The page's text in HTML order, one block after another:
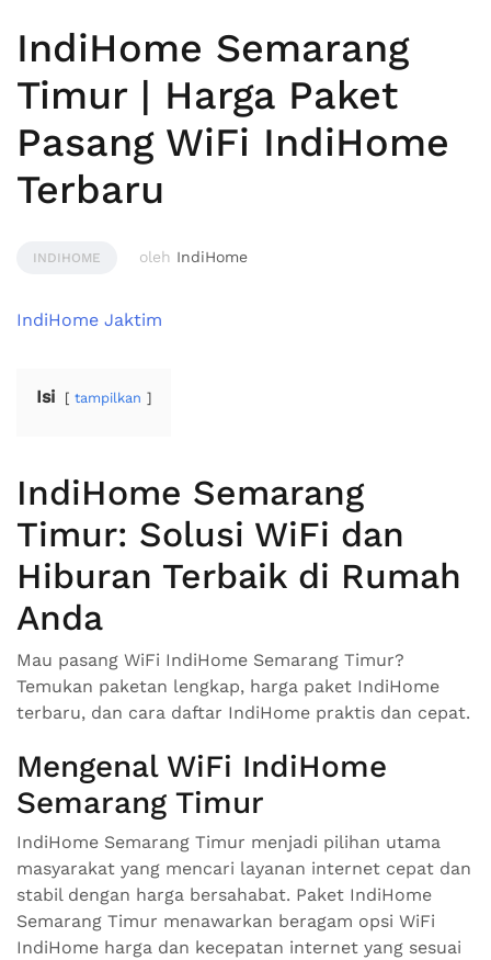
IndiHome Semarang
Timur | Harga Paket
Pasang WiFi IndiHome
Terbaru
INDIHOME oleh IndiHome
IndiHome Jaktim
Isi tampilkan
IndiHome Semarang
Timur: Solusi WiFi dan
Hiburan Terbaik di Rumah
Anda
Mau pasang WiFi IndiHome Semarang Timur?
Temukan paketan lengkap, harga paket IndiHome
terbaru, dan cara daftar IndiHome praktis dan cepat.
Mengenal WiFi IndiHome
Semarang Timur
IndiHome Semarang Timur menjadi pilihan utama
masyarakat yang mencari layanan internet cepat dan
stabil dengan harga bersahabat. Paket IndiHome
Semarang Timur menawarkan beragam opsi WiFi
IndiHome harga dan kecepatan internet yang sesuai